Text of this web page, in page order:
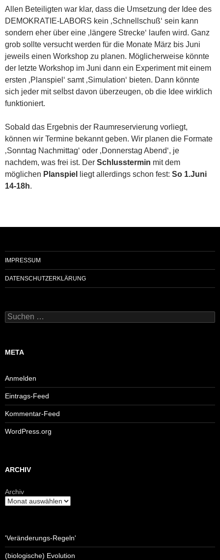
Allen Beteiligten war klar, dass die Umsetzung der Idee des
DEMOKRATIE-LABORS kein ‚Schnellschuß‘ sein kann
sondern eher über eine ‚längere Strecke‘ laufen wird. Ganz
grob sollte versucht werden für die Monate März bis Juni
jeweils einen Workshop zu planen. Möglicherweise könnte
der letzte Workshop im Juni dann ein Experiment mit einem
ersten ‚Planspiel‘ samt ‚Simulation‘ bieten. Dann könnte
sich jeder mit selbst davon überzeugen, ob die Idee wirklich
funktioniert.
Sobald das Ergebnis der Raumreservierung vorliegt,
können wir Termine bekannt geben. Wir planen die Formate
‚Sonntag Nachmittag‘ oder ‚Donnerstag Abend‘, je
nachdem, was frei ist. Der Schlusstermin mit dem
möglichen Planspiel liegt allerdings schon fest: So 1.Juni
14-18h.
IMPRESSUM
DATENSCHUTZERKLÄRUNG
Suchen
nach:
META
Anmelden
Eintrags-Feed
Kommentar-Feed
WordPress.org
ARCHIV
Archiv
'Veränderungs-Regeln'
(biologische) Evolution